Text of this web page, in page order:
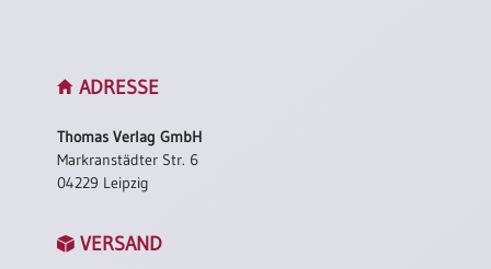
Restbestände
Broschüren
Urkundenscheine
ADRESSE
Thomas Verlag GmbH
Markranstädter Str. 6
04229 Leipzig
VERSAND